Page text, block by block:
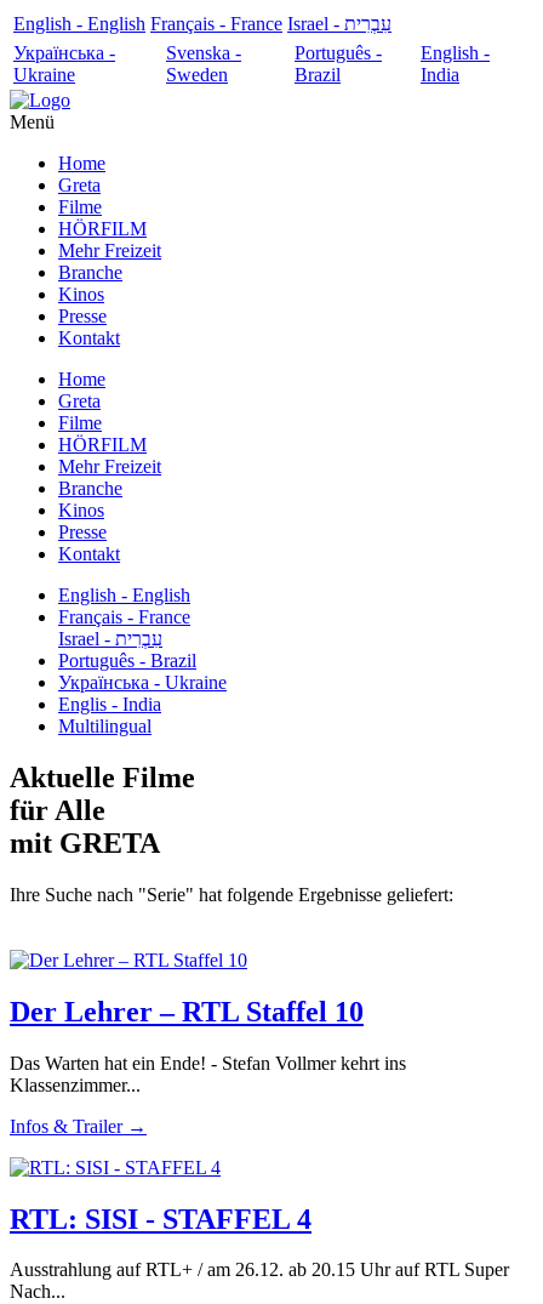
English - English Français - France
עִבְרִית - Israel
Українська -
Ukraine
Svenska -
Sweden
Português -
Brazil
English -
India
Menü
Home
Greta
Filme
HÖRFILM
Mehr Freizeit
Branche
Kinos
Presse
Kontakt
Home
Greta
Filme
HÖRFILM
Mehr Freizeit
Branche
Kinos
Presse
Kontakt
English - English
Français - France
עִבְרִית - Israel
Português - Brazil
Українська - Ukraine
Englis - India
Multilingual
Aktuelle Filme
für Alle
mit GRETA
Ihre Suche nach "Serie" hat folgende Ergebnisse geliefert:
Der Lehrer – RTL Staffel 10
Das Warten hat ein Ende! - Stefan Vollmer kehrt ins
Klassenzimmer...
Infos & Trailer →
RTL: SISI - STAFFEL 4
Ausstrahlung auf RTL+ / am 26.12. ab 20.15 Uhr auf RTL Super
Nach...